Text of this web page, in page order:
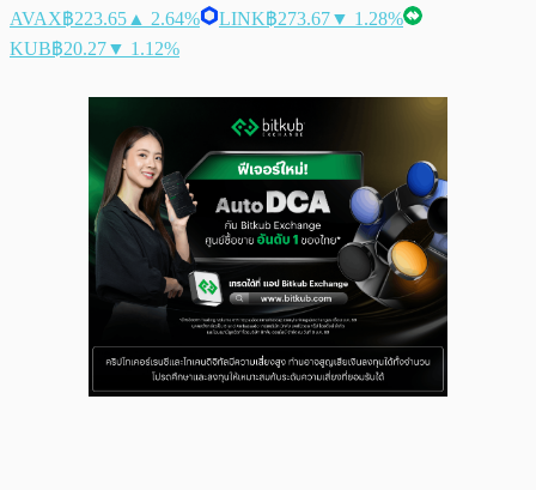
AVAX฿223.65 ▲ 2.64% LINK฿273.67▼ 1.28%
KUB฿20.27▼ 1.12%